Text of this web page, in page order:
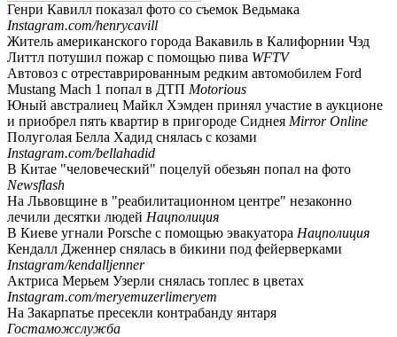
Генри Кавилл показал фото со съемок Ведьмака
Instagram.com/henrycavill
Житель американского города Вакавиль в Калифорнии Чэд
Литтл потушил пожар с помощью пива WFTV
Автовоз с отреставрированным редким автомобилем Ford
Mustang Mach 1 попал в ДТП Motorious
Юный австралиец Майкл Хэмден принял участие в аукционе
и приобрел пять квартир в пригороде Сиднея Mirror Online
Полуголая Белла Хадид снялась с козами
Instagram.com/bellahadid
В Китае "человеческий" поцелуй обезьян попал на фото
Newsflash
На Львовщине в "реабилитационном центре" незаконно
лечили десятки людей Нацполиция
В Киеве угнали Porsche с помощью эвакуатора Нацполиция
Кендалл Дженнер снялась в бикини под фейерверками
Instagram/kendalljenner
Актриса Мерьем Узерли снялась топлес в цветах
Instagram.com/meryemuzerlimeryem
На Закарпатье пресекли контрабанду янтаря
Гостаможслужба